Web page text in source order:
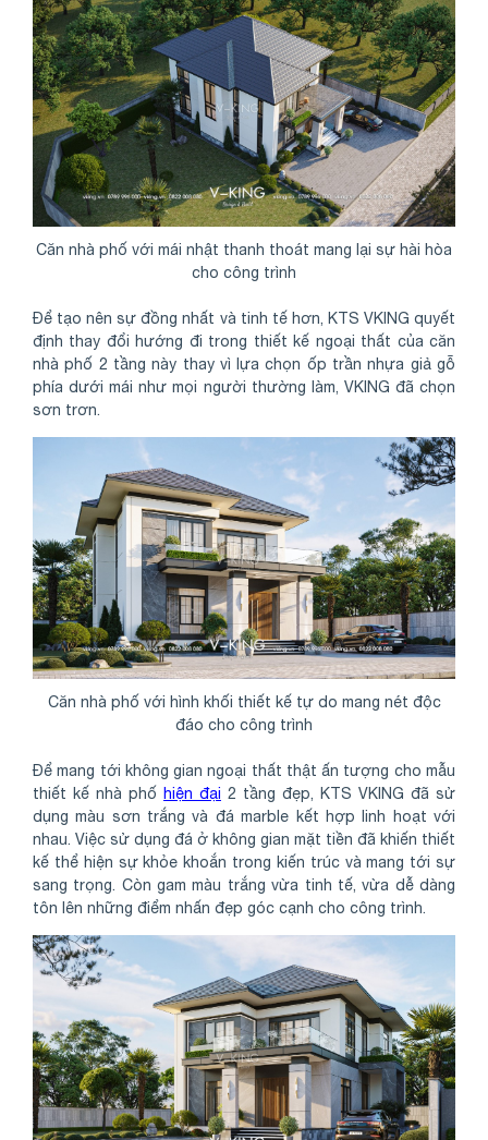
Căn nhà phố với mái nhật thanh thoát mang lại sự hài hòa
cho công trình
Để tạo nên sự đồng nhất và tinh tế hơn, KTS VKING quyết
định thay đổi hướng đi trong thiết kế ngoại thất của căn
nhà phố 2 tầng này thay vì lựa chọn ốp trần nhựa giả gỗ
phía dưới mái như mọi người thường làm, VKING đã chọn
sơn trơn.
Căn nhà phố với hình khối thiết kế tự do mang nét độc
đáo cho công trình
Để mang tới không gian ngoại thất thật ấn tượng cho mẫu
thiết kế nhà phố hiện đại 2 tầng đẹp, KTS VKING đã sử
dụng màu sơn trắng và đá marble kết hợp linh hoạt với
nhau. Việc sử dụng đá ở không gian mặt tiền đã khiến thiết
kế thể hiện sự khỏe khoắn trong kiến trúc và mang tới sự
sang trọng. Còn gam màu trắng vừa tinh tế, vừa dễ dàng
tôn lên những điểm nhấn đẹp góc cạnh cho công trình.